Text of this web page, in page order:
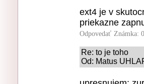
ext4 je v
priekazne
Odpovedať Známka:
Re: to je toho
Od: Matus